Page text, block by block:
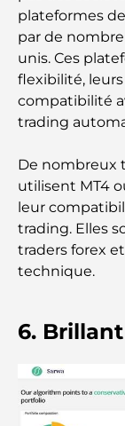
Les
Crèches à
A Brief
26)
Les
guide
Les
complet
plateformes
par de
unis. Ces
flexibilité,
compatibilité
trading
De nombreux
utilisent MT4
leur
trading. Elles
traders forex
technique.
6. Brillant